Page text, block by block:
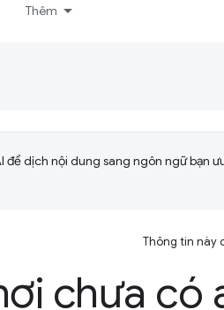
Thêm
dịch nội dung sang ngôn ngữ bạn
Thông tin này
chưa có